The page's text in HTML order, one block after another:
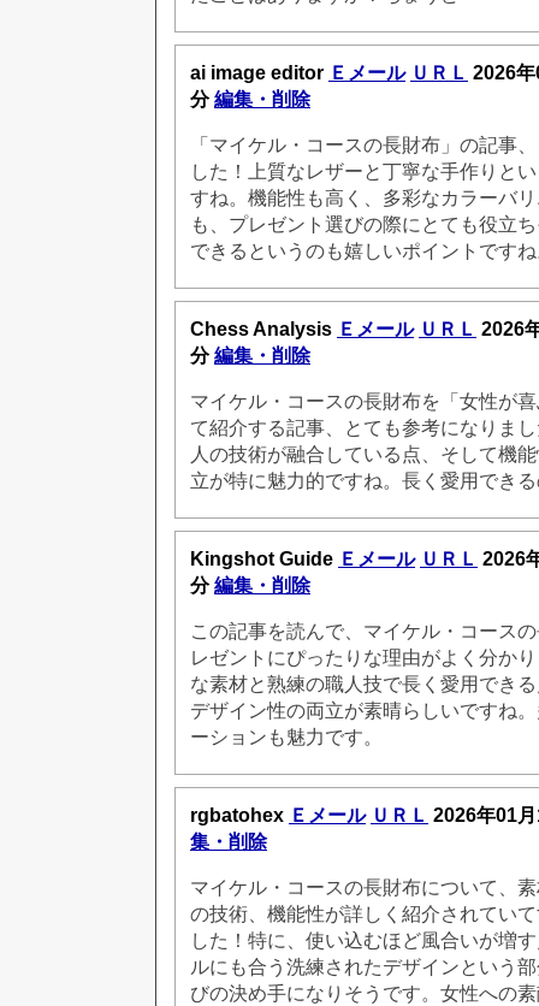
ai image editor Ｅメール ＵＲＬ 2026
分編集・削除
「マイケル・コースの長財布」の記事
した！上質なレザーと丁寧な手作りと
すね。機能性も高く、多彩なカラーバ
も、プレゼント選びの際にとても役立
できるというのも嬉しいポイントです
Chess Analysis Ｅメール ＵＲＬ 2026
分編集・削除
マイケル・コースの長財布を「女性が
て紹介する記事、とても参考になりま
人の技術が融合している点、そして機
立が特に魅力的ですね。長く愛用でき
Kingshot Guide Ｅメール ＵＲＬ 2026
分編集・削除
この記事を読んで、マイケル・コース
レゼントにぴったりな理由がよく分か
な素材と熟練の職人技で長く愛用でき
デザイン性の両立が素晴らしいですね
ーションも魅力です。
rgbatohex Ｅメール ＵＲＬ 2026年01
集・削除
マイケル・コースの長財布について、
の技術、機能性が詳しく紹介されてい
した！特に、使い込むほど風合いが増
ルにも合う洗練されたデザインという
びの決め手になりそうです。女性への